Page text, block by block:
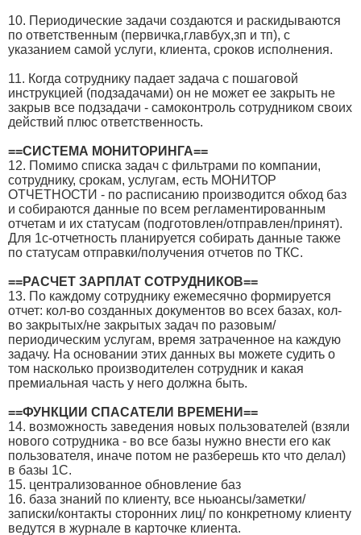
10. Периодические задачи создаются и раскидываются
по ответственным (первичка,главбух,зп и тп), с
указанием самой услуги, клиента, сроков исполнения.
11. Когда сотруднику падает задача с пошаговой
инструкцией (подзадачами) он не может ее закрыть не
закрыв все подзадачи - самоконтроль сотрудником своих
действий плюс ответственность.
==СИСТЕМА МОНИТОРИНГА==
12. Помимо списка задач с фильтрами по компании,
сотруднику, срокам, услугам, есть МОНИТОР
ОТЧЕТНОСТИ - по расписанию производится обход баз
и собираются данные по всем регламентированным
отчетам и их статусам (подготовлен/отправлен/принят).
Для 1с-отчетность планируется собирать данные также
по статусам отправки/получения отчетов по ТКС.
==РАСЧЕТ ЗАРПЛАТ СОТРУДНИКОВ==
13. По каждому сотруднику ежемесячно формируется
отчет: кол-во созданных документов во всех базах, кол-
во закрытых/не закрытых задач по разовым/
периодическим услугам, время затраченное на каждую
задачу. На основании этих данных вы можете судить о
том насколько производителен сотрудник и какая
премиальная часть у него должна быть.
==ФУНКЦИИ СПАСАТЕЛИ ВРЕМЕНИ==
14. возможность заведения новых пользователей (взяли
нового сотрудника - во все базы нужно внести его как
пользователя, иначе потом не разберешь кто что делал)
в базы 1С.
15. централизованное обновление баз
16. база знаний по клиенту, все ньюансы/заметки/
записки/контакты сторонних лиц/ по конкретному клиенту
ведутся в журнале в карточке клиента.